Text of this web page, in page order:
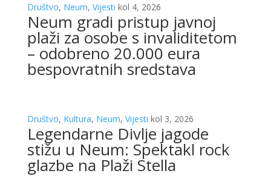
Društvo, Neum, Vijesti kol 4, 2026
Neum gradi pristup javnoj
plaži za osobe s invaliditetom
– odobreno 20.000 eura
bespovratnih sredstava
Društvo, Kultura, Neum, Vijesti kol 3, 2026
Legendarne Divlje jagode
stižu u Neum: Spektakl rock
glazbe na Plaži Stella